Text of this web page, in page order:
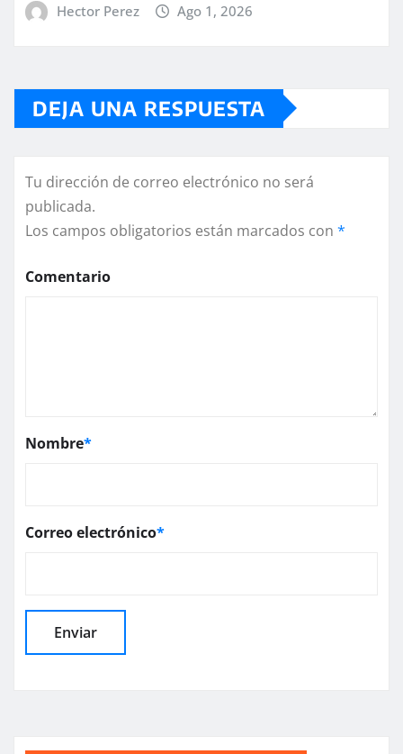
Hector Perez Ago 1, 2026
DEJA UNA RESPUESTA
Tu dirección de correo electrónico no será
publicada.
Los campos obligatorios están marcados con *
Comentario
Nombre*
Correo electrónico*